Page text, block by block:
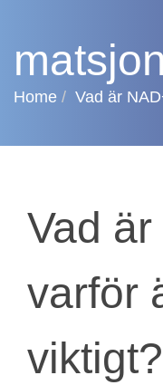
Home Vad är
Vad
varför
viktigt?